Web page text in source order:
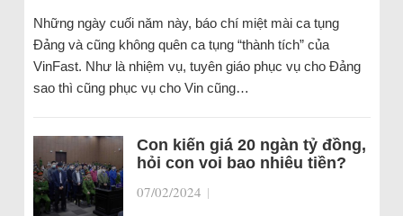
Những ngày cuối năm này, báo chí miệt mài ca tụng
Đảng và cũng không quên ca tụng “thành tích” của
VinFast. Như là nhiệm vụ, tuyên giáo phục vụ cho Đảng
sao thì cũng phục vụ cho Vin cũng…
Con kiến giá 20 ngàn tỷ đồng,
hỏi con voi bao nhiêu tiền?
07/02/2024 |